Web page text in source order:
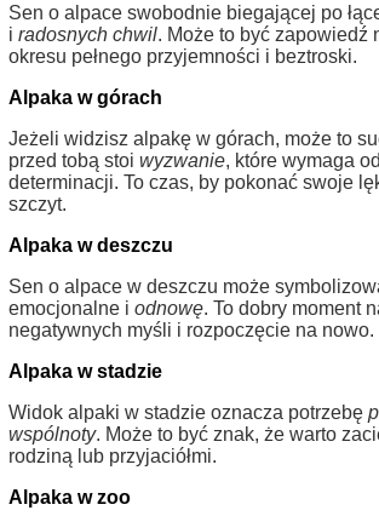
Sen o alpace swobodnie biegającej po
i radosnych chwil. Może to być zapowiedź
okresu pełnego przyjemności i beztroski.
Alpaka w górach
Jeżeli widzisz alpakę w górach, może to
przed tobą stoi wyzwanie, które wymaga
determinacji. To czas, by pokonać swoje
szczyt.
Alpaka w deszczu
Sen o alpace w deszczu może
emocjonalne i odnowę. To dobry moment
negatywnych myśli i rozpoczęcie na nowo.
Alpaka w stadzie
Widok alpaki w stadzie oznacza potrzebę
wspólnoty. Może to być znak, że warto
rodziną lub przyjaciółmi.
Alpaka w zoo